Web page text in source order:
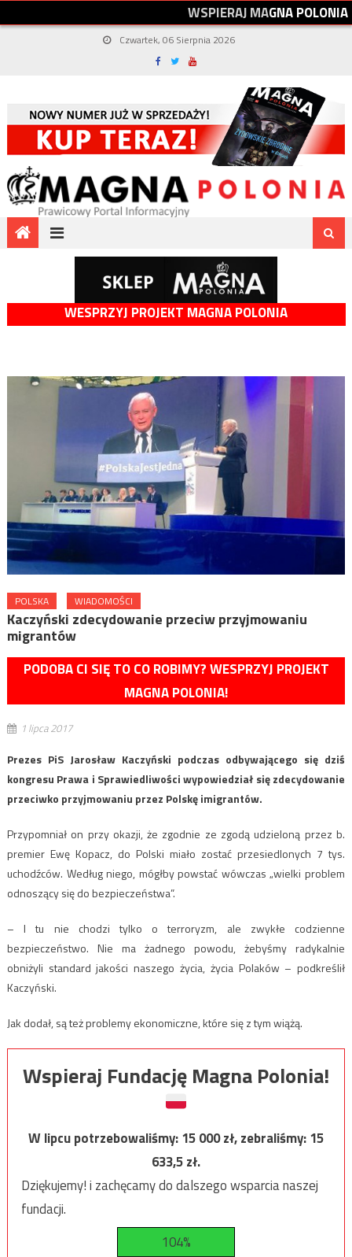
WSPIERAJMAGNAPOLONIA
Czwartek, 06 Sierpnia 2026
WESPRZYJ PROJEKT MAGNA POLONIA
POLSKA WIADOMOŚCI
Kaczyński zdecydowanie przeciw przyjmowaniu
migrantów
PODOBA CI SIĘ TO CO ROBIMY? WESPRZYJ PROJEKT
MAGNA POLONIA!
1 lipca 2017
Prezes PiS Jarosław Kaczyński podczas odbywającego się dziś
kongresu Prawa i Sprawiedliwości wypowiedział się zdecydowanie
przeciwko przyjmowaniu przez Polskę imigrantów.
Przypomniał on przy okazji, że zgodnie ze zgodą udzieloną przez b.
premier Ewę Kopacz, do Polski miało zostać przesiedlonych 7 tys.
uchodźców. Według niego, mógłby powstać wówczas „wielki problem
odnoszący się do bezpieczeństwa”.
– I tu nie chodzi tylko o terroryzm, ale zwykłe codzienne
bezpieczeństwo. Nie ma żadnego powodu, żebyśmy radykalnie
obniżyli standard jakości naszego życia, życia Polaków – podkreślił
Kaczyński.
Jak dodał, są też problemy ekonomiczne, które się z tym wiążą.
Wspieraj Fundację Magna Polonia!
W lipcu potrzebowaliśmy:15 000zł, zebraliśmy:15
633,5zł.
Dziękujemy! i zachęcamy do dalszego wsparcia naszej
fundacji.
104%